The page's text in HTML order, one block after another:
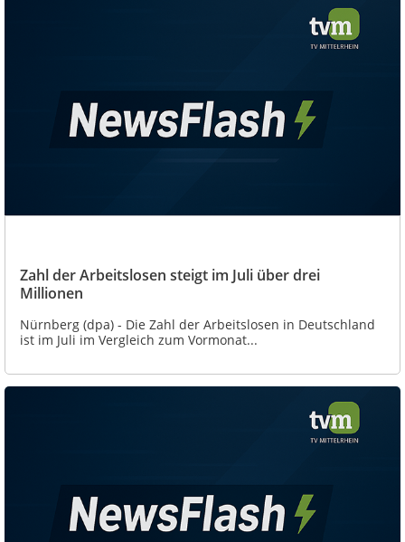
Zahl der Arbeitslosen steigt im Juli über drei
Millionen
Nürnberg (dpa) - Die Zahl der Arbeitslosen in Deutschland
ist im Juli im Vergleich zum Vormonat...